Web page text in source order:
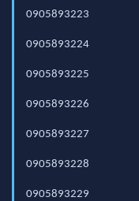
0905893223
0905893224
0905893225
0905893226
0905893227
0905893228
0905893229